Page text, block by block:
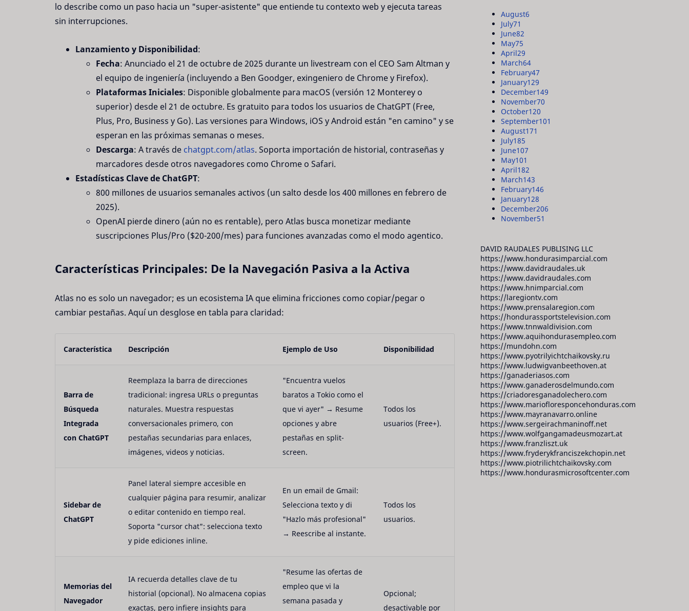
lo describe como un paso hacia un "super-asistente" que entiende tu contexto web y ejecuta tareas
sin interrupciones.
Lanzamiento y Disponibilidad:
Fecha: Anunciado el 21 de octubre de 2025 durante un livestream con el CEO Sam Altman y
el equipo de ingeniería (incluyendo a Ben Goodger, exingeniero de Chrome y Firefox).
Plataformas Iniciales: Disponible globalmente para macOS (versión 12 Monterey o
superior) desde el 21 de octubre. Es gratuito para todos los usuarios de ChatGPT (Free,
Plus, Pro, Business y Go). Las versiones para Windows, iOS y Android están "en camino" y se
esperan en las próximas semanas o meses.
Descarga: A través de chatgpt.com/atlas. Soporta importación de historial, contraseñas y
marcadores desde otros navegadores como Chrome o Safari.
Estadísticas Clave de ChatGPT:
800 millones de usuarios semanales activos (un salto desde los 400 millones en febrero de
2025).
OpenAI pierde dinero (aún no es rentable), pero Atlas busca monetizar mediante
suscripciones Plus/Pro ($20-200/mes) para funciones avanzadas como el modo agentico.
Características Principales: De la Navegación Pasiva a la Activa
Atlas no es solo un navegador; es un ecosistema IA que elimina fricciones como copiar/pegar o
cambiar pestañas. Aquí un desglose en tabla para claridad:
Característica Descripción Ejemplo de Uso Disponibilidad
Barra de
Búsqueda
Integrada
con ChatGPT
Reemplaza la barra de direcciones
tradicional: ingresa URLs o preguntas
naturales. Muestra respuestas
conversacionales primero, con
pestañas secundarias para enlaces,
imágenes, videos y noticias.
"Encuentra vuelos
baratos a Tokio como el
que vi ayer" → Resume
opciones y abre
pestañas en split-
screen.
Todos los
usuarios (Free+).
Sidebar de
ChatGPT
Panel lateral siempre accesible en
cualquier página para resumir, analizar
o editar contenido en tiempo real.
Soporta "cursor chat": selecciona texto
y pide ediciones inline.
En un email de Gmail:
Selecciona texto y di
"Hazlo más profesional"
→ Reescribe al instante.
Todos los
usuarios.
Memorias del
Navegador
IA recuerda detalles clave de tu
historial (opcional). No almacena copias
exactas, pero infiere insights para
"Resume las ofertas de
empleo que vi la
semana pasada y
Opcional;
desactivable por
August6
July71
June82
May75
April29
March64
February47
January129
December149
November70
October120
September101
August171
July185
June107
May101
April182
March143
February146
January128
December206
November51
DAVID RAUDALES PUBLISING LLC
https://www.hondurasimparcial.com
https://www.davidraudales.uk
https://www.davidraudales.com
https://www.hnimparcial.com
https://laregiontv.com
https://www.prensalaregion.com
https://hondurassportstelevision.com
https://www.tnnwaldivision.com
https://www.aquihondurasempleo.com
https://mundohn.com
https://www.pyotrilyichtchaikovsky.ru
https://www.ludwigvanbeethoven.at
https://ganaderiasos.com
https://www.ganaderosdelmundo.com
https://criadoresganadolechero.com
https://www.mariofloresponcehonduras.com
https://www.mayranavarro.online
https://www.sergeirachmaninoff.net
https://www.wolfgangamadeusmozart.at
https://www.franzliszt.uk
https://www.fryderykfranciszekchopin.net
https://www.piotrilichtchaikovsky.com
https://www.hondurasmicrosoftcenter.com